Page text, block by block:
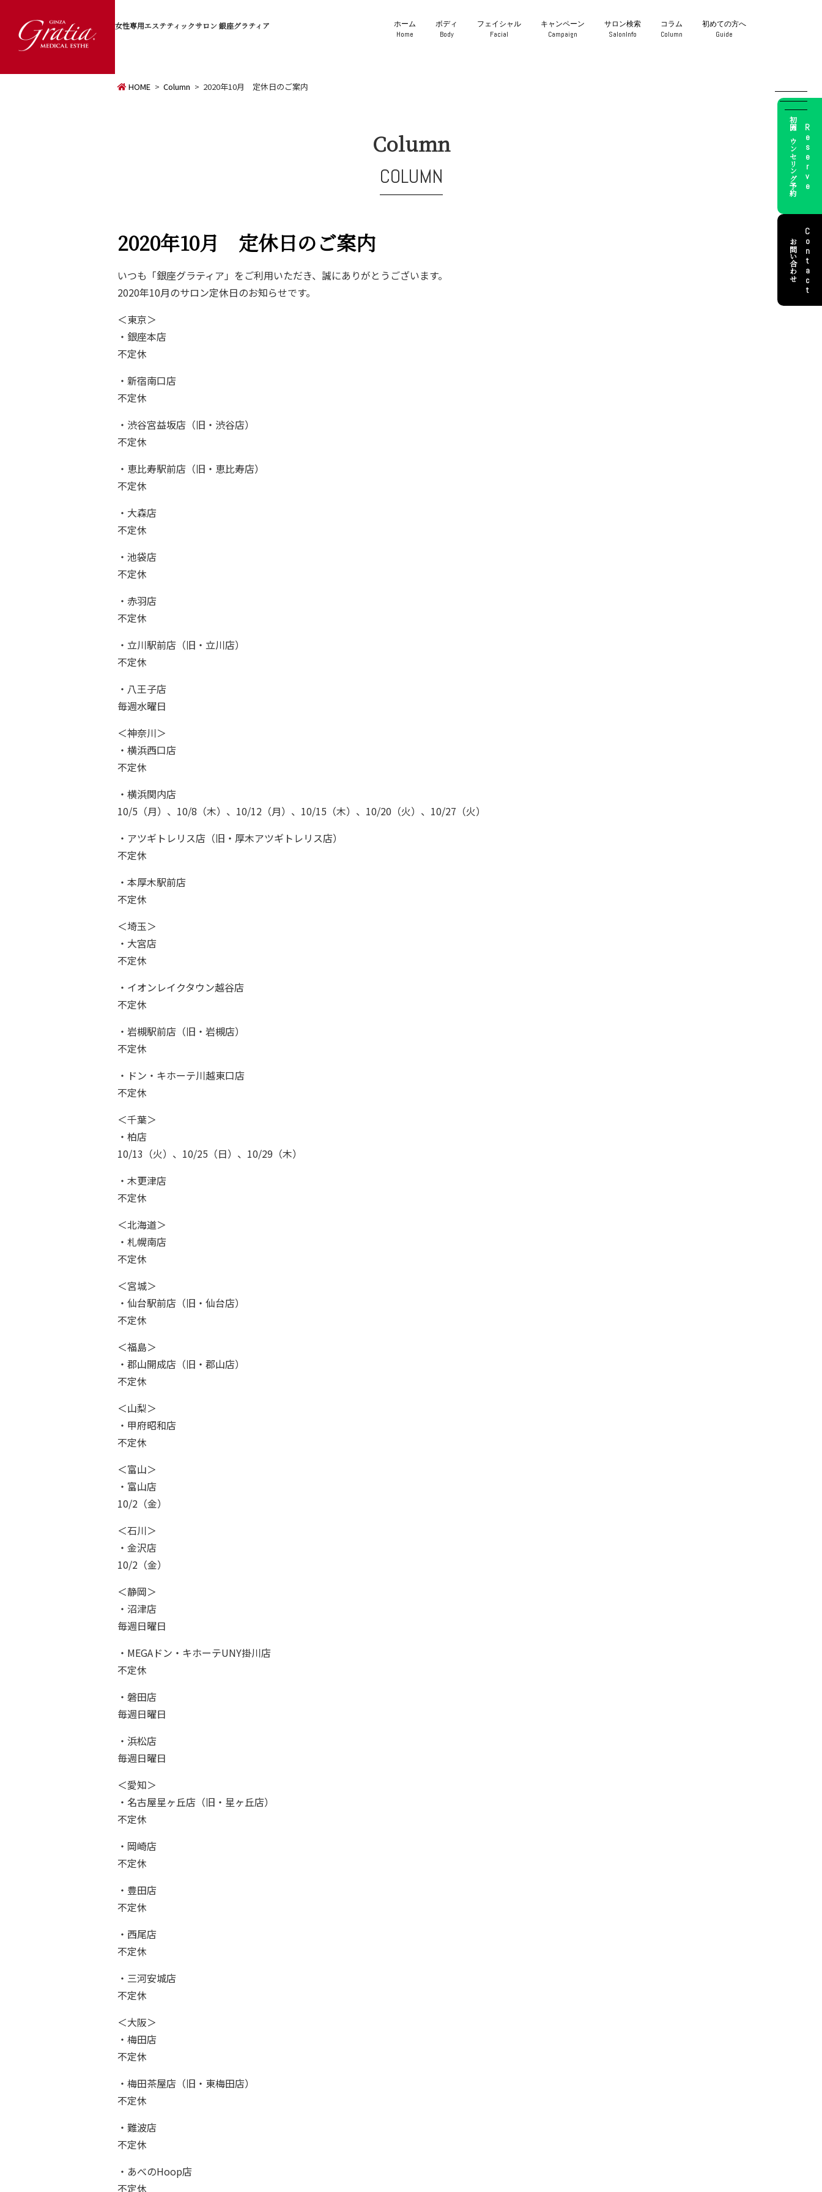
女性専用エステティックサロン銀座グラティア
ホーム
Home
ボディ
Body
フェイシャル
Facial
キャンペーン
Campaign
サロン検索
SalonInfo
コラム
Column
初めての方へ
Guide
Reserve
初回カウンセリング予約
Contact
お問い合わせ
HOME Column 2020年10月 定休日のご案内
Column
COLUMN
2020年10月 定休日のご案内
いつも「銀座グラティア」をご利用いただき、誠にありがとうございます。
2020年10月のサロン定休日のお知らせです。
＜東京＞
・銀座本店
不定休
・新宿南口店
不定休
・渋谷宮益坂店（旧・渋谷店）
不定休
・恵比寿駅前店（旧・恵比寿店）
不定休
・大森店
不定休
・池袋店
不定休
・赤羽店
不定休
・立川駅前店（旧・立川店）
不定休
・八王子店
毎週水曜日
＜神奈川＞
・横浜西口店
不定休
・横浜関内店
10/5（月）、10/8（木）、10/12（月）、10/15（木）、10/20（火）、10/27（火）
・アツギトレリス店（旧・厚木アツギトレリス店）
不定休
・本厚木駅前店
不定休
＜埼玉＞
・大宮店
不定休
・イオンレイクタウン越谷店
不定休
・岩槻駅前店（旧・岩槻店）
不定休
・ドン・キホーテ川越東口店
不定休
＜千葉＞
・柏店
10/13（火）、10/25（日）、10/29（木）
・木更津店
不定休
＜北海道＞
・札幌南店
不定休
＜宮城＞
・仙台駅前店（旧・仙台店）
不定休
＜福島＞
・郡山開成店（旧・郡山店）
不定休
＜山梨＞
・甲府昭和店
不定休
＜富山＞
・富山店
10/2（金）
＜石川＞
・金沢店
10/2（金）
＜静岡＞
・沼津店
毎週日曜日
・MEGAドン・キホーテUNY掛川店
不定休
・磐田店
毎週日曜日
・浜松店
毎週日曜日
＜愛知＞
・名古屋星ヶ丘店（旧・星ヶ丘店）
不定休
・岡崎店
不定休
・豊田店
不定休
・西尾店
不定休
・三河安城店
不定休
＜大阪＞
・梅田店
不定休
・梅田茶屋店（旧・東梅田店）
不定休
・難波店
不定休
・あべのHoop店
不定休